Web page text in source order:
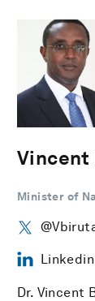
Minister of
Linkedin
Dr. Vincent